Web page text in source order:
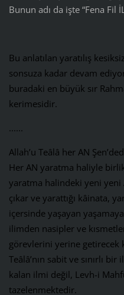
Bunun adı da işte “Fena Fil
Bu anlatılan yaratılış
sonsuza kadar devam
buradaki en büyük sır
kerimesidir.
......
Allah’u Teâlâ her AN
Her AN yaratma haliyle
yaratma halindeki yeni yeni
çıkar ve yarattığı kâinata,
içersinde yaşayan
ilimden nasipler ve
görevlerini yerine getirecek
Teâlâ’nın sabit ve sınırlı
kalan ilmi değil, Levh-i
tazelenmektedir.